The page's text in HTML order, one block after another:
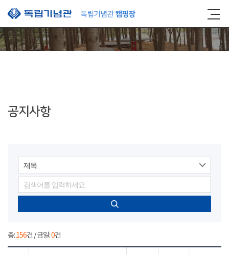
본문 바로가기
공지사항
제목
총:156건 / 금일:0건